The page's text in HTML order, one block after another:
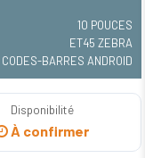
10 POUCES
ET45 ZEBRA
BARRES ANDROID
Disponibilité
À confirmer